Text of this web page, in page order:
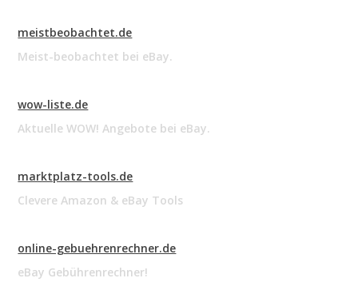
meistbeobachtet.de
Meist-beobachtet bei eBay.
wow-liste.de
Aktuelle WOW! Angebote bei eBay.
marktplatz-tools.de
Clevere Amazon & eBay Tools
online-gebuehrenrechner.de
eBay Gebührenrechner!